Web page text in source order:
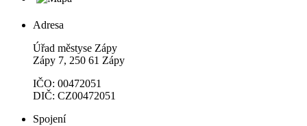
Adresa
Úřad městyse Zápy
Zápy 7, 250 61 Zápy
IČO: 00472051
DIČ: CZ00472051
Spojení